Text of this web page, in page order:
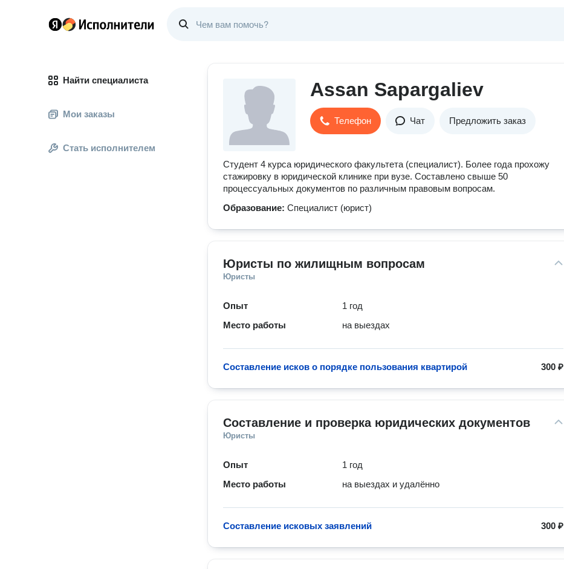
Найти специалиста
Мои заказы
Стать исполнителем
Assan Sapargaliev
Телефон Чат Предложить заказ
Студент 4 курса юридического факультета (специалист). Более года прохожу
стажировку в юридической клинике при вузе. Составлено свыше 50
процессуальных документов по различным правовым вопросам.
Образование: Специалист (юрист)
Юристы по жилищным вопросам
Юристы
Опыт
1 год
Место работы
на выездах
300 ₽
Составление исков о порядке пользования квартирой
Составление и проверка юридических документов
Юристы
Опыт
1 год
Место работы
на выездах и удалённо
300 ₽
Составление исковых заявлений